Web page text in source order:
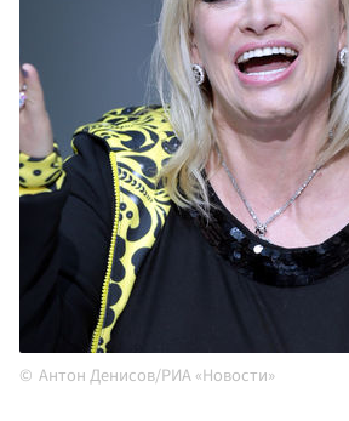
Антон Денисов/РИА «Новости»